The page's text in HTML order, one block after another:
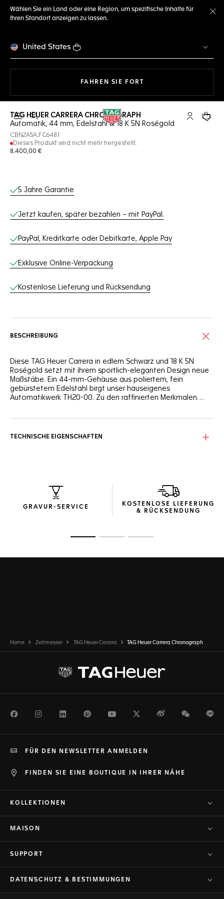
Wählen Sie ein Land oder eine Region, um spezifische Inhalte für
Ihren Standort anzeigen zu lassen.
United States
FAHREN SIE FORTMIT DER NAVIGATION
Suche öffnen My TAG
Ihr
TAG HEUER CARRERA CHRONOGRAPH
Automatik, 44 mm, Edelstahl & 18 K 5N Roségold
CBN2A5A.FC6481
Dieses Produkt wird nicht mehr hergestellt.
8.400,00 €
Online-Services
5 Jahre Garantie
Jetzt kaufen, später bezahlen – mit PayPal.
PayPal, Kreditkarte oder Debitkarte, Apple Pay
Exklusive Online-Verpackung
Kostenlose Lieferung und Rücksendung
BESCHREIBUNG
Diese TAG Heuer Carrera in edlem Schwarz und 18 K 5N
Roségold setzt mit ihrem sportlich-eleganten Design neue
Maßstäbe. Ein 44-mm-Gehäuse aus poliertem, fein
gebürstetem Edelstahl birgt unser hauseigenes
Automatikwerk TH20-00. Zu den raffinierten Merkmalen
and push-pieces.
Receive our exclusive packaging and a complimentary TAG
Heuer travel pouch when buying this watch on the official
TAG Heuer website.
TECHNISCHE EIGENSCHAFTEN
GRAVUR-SERVICE
KOSTENLOSE LIEFERUNG
& RÜCKSENDUNG
Home Zeitmesser TAG Heuer Carrera TAG Heuer Carrera Chronograph
FacebookInstagramLinkedInPinterestYoutubeTwitterWeiboWeChat
FINDEN SIE EINE BOUTIQUE IN IHRER NÄHE
FÜR DEN NEWSLETTER ANMELDEN
KOLLEKTIONEN
MAISON
SUPPORT
DATENSCHUTZ & BESTIMMUNGEN